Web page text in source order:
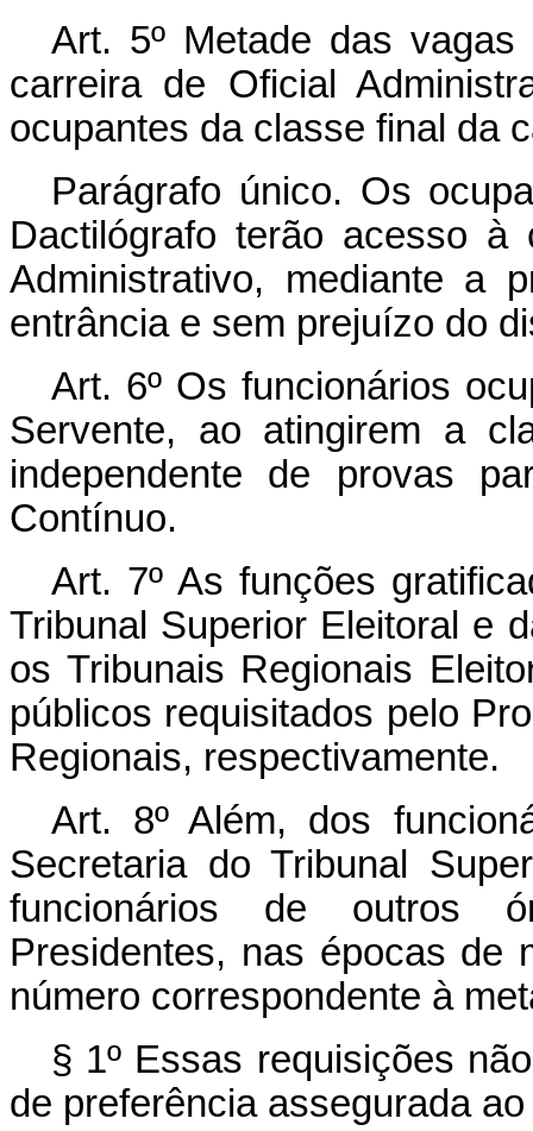
Art. 5º Metade das
carreira de Oficial
ocupantes da classe final da
Parágrafo único. Os
Dactilógrafo terão acesso
Administrativo, mediante a
entrância e sem prejuízo do
Art. 6º Os funcionários
Servente, ao atingirem a
independente de provas
Contínuo.
Art. 7º As funções
Tribunal Superior Eleitoral e
os Tribunais Regionais
públicos requisitados pelo
Regionais, respectivamente.
Art. 8º Além, dos
Secretaria do Tribunal
funcionários de outros
Presidentes, nas épocas de
número correspondente à
§ 1º Essas requisições
de preferência assegurada